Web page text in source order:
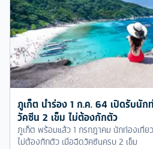
ภูเก็ต นำร่อง 1 ก.ค. 64 เปิดรับนัก
วัคซีน 2 เข็ม ไม่ต้องกักตัว
ภูเก็ต พร้อมแล้ว 1 กรกฎาคม นักท่องเที่ย
ไม่ต้องกักตัว เมื่อฉีดวัคซีนครบ 2 เข็ม